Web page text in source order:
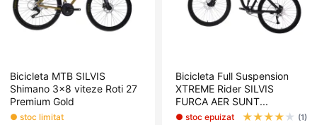
Bicicleta MTB SILVIS
Shimano 3x8 viteze Roti 27
Premium Gold
● stoc limitat
Bicicleta Full Suspension
XTREME Rider SILVIS
FURCA AER SUNT...
● stoc epuizat ★★★★ ★ (1)